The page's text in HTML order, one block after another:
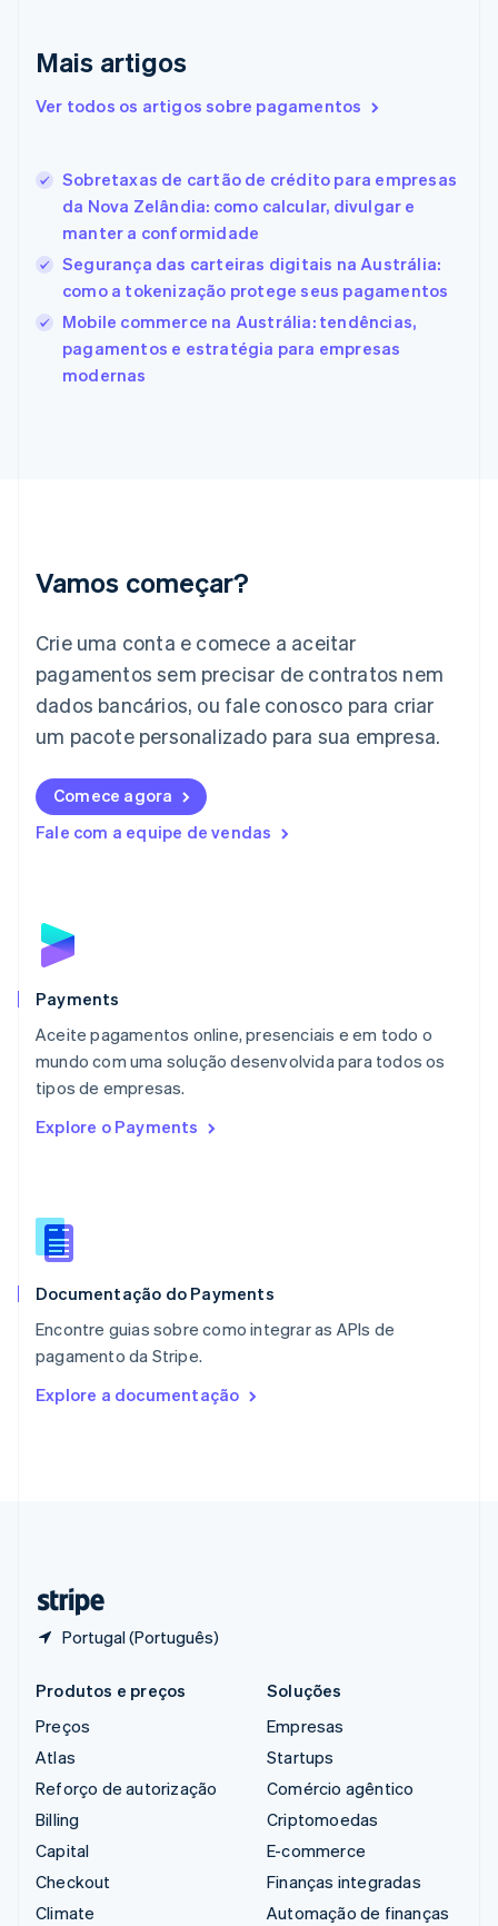
Mais artigos
Ver todos os artigos sobre pagamentos
Sobretaxas de cartão de crédito para empresas
da Nova Zelândia: como calcular, divulgar e
manter a conformidade
Segurança das carteiras digitais na Austrália:
como a tokenização protege seus pagamentos
Mobile commerce na Austrália: tendências,
pagamentos e estratégia para empresas
modernas
Vamos começar?
Crie uma conta e comece a aceitar
pagamentos sem precisar de contratos nem
dados bancários, ou fale conosco para criar
um pacote personalizado para sua empresa.
Comece agora
Fale com a equipe de vendas
Payments
Aceite pagamentos online, presenciais e em todo o
mundo com uma solução desenvolvida para todos os
tipos de empresas.
Explore o Payments
Documentação do Payments
Encontre guias sobre como integrar as APIs de
pagamento da Stripe.
Explore a documentação
Portugal (Português)
Eslováquia
English
Eslovênia
EspañolEnglish
Estados Unidos
EnglishEspañol简体中文
Estônia
English
Finlândia
EnglishSvenska
França
Français
Gibraltar
English
Italiano English
日本語English
Letônia
Liechtenstein
Lituânia
English
Luxemburgo
Malta
English
EspañolEnglish
English
Nova Zelândia
English
NederlandsEnglish
Português
RAE de Hong Kong, China
Reino Unido
República Tcheca
English
English
Produtos e preços
Preços
Atlas
Reforço de autorização
Billing
Capital
Checkout
Climate
Soluções
Empresas
Startups
Comércio agêntico
Criptomoedas
E-commerce
Finanças integradas
Automação de finanças